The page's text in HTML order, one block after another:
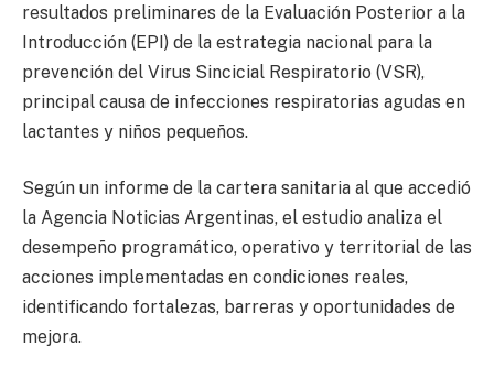
resultados preliminares de la Evaluación Posterior a la
Introducción (EPI) de la estrategia nacional para la
prevención del Virus Sincicial Respiratorio (VSR),
principal causa de infecciones respiratorias agudas en
lactantes y niños pequeños.
Según un informe de la cartera sanitaria al que accedió
la Agencia Noticias Argentinas, el estudio analiza el
desempeño programático, operativo y territorial de las
acciones implementadas en condiciones reales,
identificando fortalezas, barreras y oportunidades de
mejora.